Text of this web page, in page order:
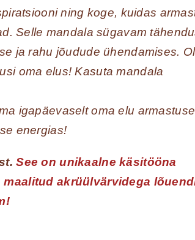
ning koge, kuidas
Selle mandala sügavam
ja rahu jõudude ühendamises.
oma elus! Kasuta mandala
igapäevaselt oma elu
energias!
See on unikaalne käsitööna
akrüülvärvidega